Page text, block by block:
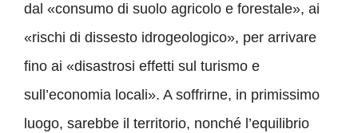
dal «consumo di suolo agricolo e forestale», ai
«rischi di dissesto idrogeologico», per arrivare
fino ai «disastrosi effetti sul turismo e
sull’economia locali». A soffrirne, in primissimo
luogo, sarebbe il territorio, nonché l’equilibrio